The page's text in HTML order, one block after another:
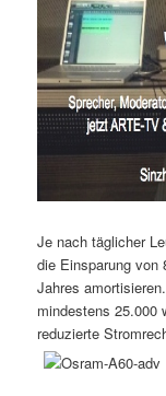
Je nach täglicher
die Einsparung von
Jahres
mindestens 25.000
reduzierte